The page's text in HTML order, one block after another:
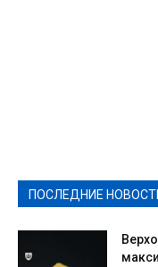
ПОСЛЕДНИЕ